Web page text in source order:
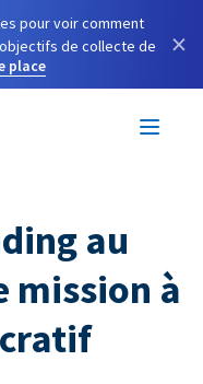
pour voir comment
de collecte de
place
×
au
mission à